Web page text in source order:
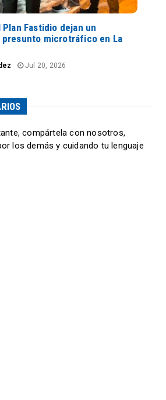
Fastidio dejan un
microtráfico en La
Jul 20, 2026
compártela con nosotros,
los demás y cuidando tu lenguaje